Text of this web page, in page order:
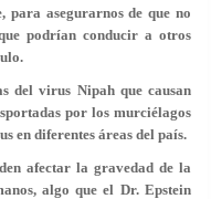
asegurarnos de que no
podrían conducir a otros
del virus Nipah que causan
por los murciélagos
en diferentes áreas del país.
afectar la gravedad de la
algo que el Dr. Epstein